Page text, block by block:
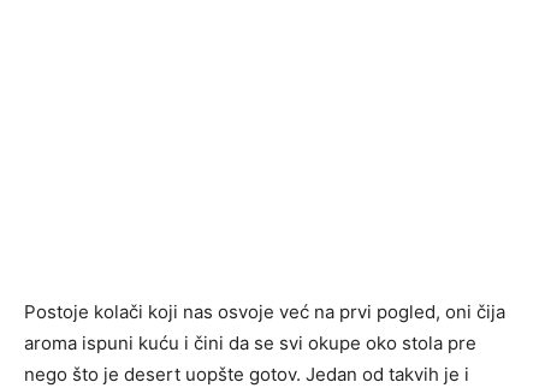
Postoje kolači koji nas osvoje već na prvi pogled, oni čija
aroma ispuni kuću i čini da se svi okupe oko stola pre
nego što je desert uopšte gotov. Jedan od takvih je i